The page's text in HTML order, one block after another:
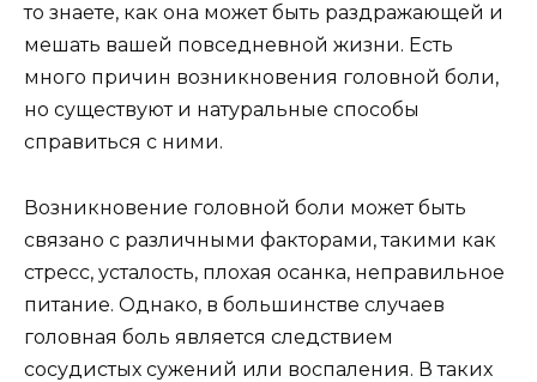
то знаете, как она может быть раздражающей и
мешать вашей повседневной жизни. Есть
много причин возникновения головной боли,
но существуют и натуральные способы
справиться с ними.
Возникновение головной боли может быть
связано с различными факторами, такими как
стресс, усталость, плохая осанка, неправильное
питание. Однако, в большинстве случаев
головная боль является следствием
сосудистых сужений или воспаления. В таких